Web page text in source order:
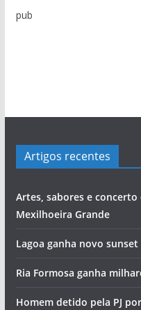
a
pub
Artigos recentes
Artes, sabores e concerto
Mexilhoeira Grande
Lagoa ganha novo
Ria Formosa ganha
Homem detido pela PJ